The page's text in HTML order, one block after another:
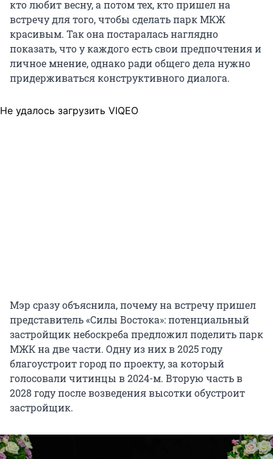
кто любит весну, а потом тех, кто пришел на
встречу для того, чтобы сделать парк МКЖ
красивым. Так она постаралась наглядно
показать, что у каждого есть свои предпочтения и
личное мнение, однако ради общего дела нужно
придерживаться конструктивного диалога.
Не удалось загрузить VIQEO
Мэр сразу объяснила, почему на встречу пришел
представитель «Силы Востока»: потенциальный
застройщик небоскреба предложил поделить парк
МЖК на две части. Одну из них в 2025 году
благоустроит город по проекту, за который
голосовали читинцы в 2024-м. Вторую часть в
2028 году после возведения высотки обустроит
застройщик.